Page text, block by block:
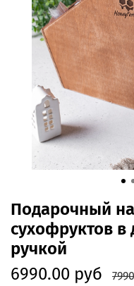
Подарочный
сухофруктов
ручкой
6990.00 руб